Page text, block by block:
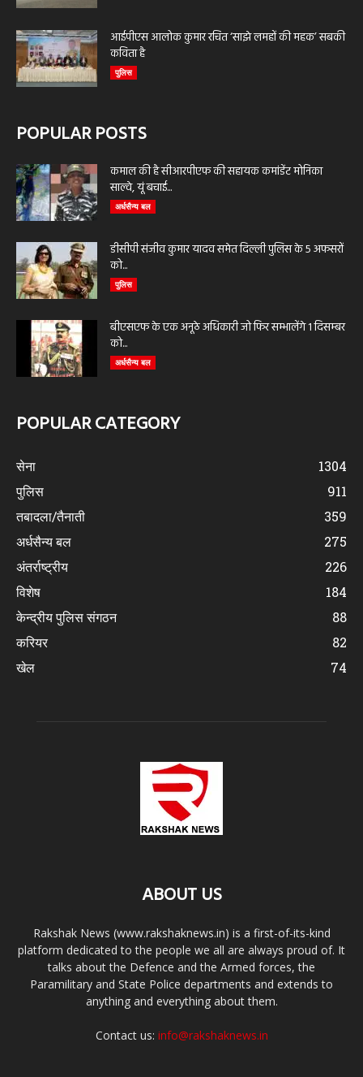
आईपीएस आलोक कुमार रचित ‘साझे लमहों की महक’ सबकी
कविता है
पुलिस
POPULAR POSTS
कमाल की है सीआरपीएफ की सहायक कमांडेंट मोनिका
साल्वे, यूं बचाई...
अर्धसैन्य बल
डीसीपी संजीव कुमार यादव समेत दिल्ली पुलिस के 5 अफसरों
को...
पुलिस
बीएसएफ के एक अनूठे अधिकारी जो फिर सम्भालेंगे 1 दिसम्बर
को...
अर्धसैन्य बल
POPULAR CATEGORY
सेना
1304
पुलिस
911
तबादला/तैनाती
359
अर्धसैन्य बल
275
अंतर्राष्ट्रीय
226
विशेष
184
केन्द्रीय पुलिस संगठन
88
करियर
82
खेल
74
ABOUT US
Rakshak News (www.rakshaknews.in) is a first-of-its-kind
platform dedicated to the people we all are always proud of. It
talks about the Defence and the Armed forces, the
Paramilitary and State Police departments and extends to
anything and everything about them.
Contact us: info@rakshaknews.in